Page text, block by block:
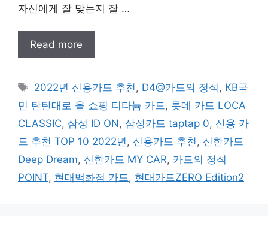
자신에게 잘 맞는지 잘 …
Read more
태
그
2022년 신용카드 추천, D4@카드의 정석, KB국
민 탄탄대로 올 쇼핑 티타늄 카드, 롯데 카드 LOCA
CLASSIC, 삼성 ID ON, 삼성카드 taptap 0, 신용 카
드 추천 TOP 10 2022년, 신용카드 추천, 신한카드
Deep Dream, 신한카드 MY CAR, 카드의 정석
POINT, 현대백화점 카드, 현대카드ZERO Edition2